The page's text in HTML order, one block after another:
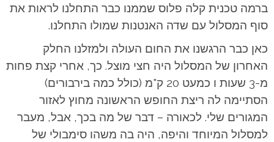
ברמה טכנית קלה פלוס שממנו כבר התחלנו לראות את
סוף המסלול עם שדה האנטנות שמולו התחלנו.
כאן כבר הרגשנו את החום העולה ולמזלנו החלק
האחרון של המסלול היה חצי מוצל. כך, אחרי קצת פחות
מ-3 שעות ו כמעט 20 ק"מ (כולל כמה בירבורים)
הסתיימה לה ריצת החופש הראשונה מחוץ לאזור
המגורים שלי. לכאורה – דבר של מה בכך, אבל, מעבר
למסלול המיוחד והיפה, היה בה משהו סימבולי של